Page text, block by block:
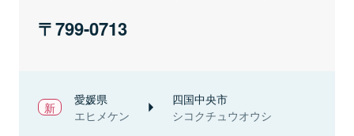
799-0713
愛媛県
エヒメケン
四国中央市
シコクチュウオウシ